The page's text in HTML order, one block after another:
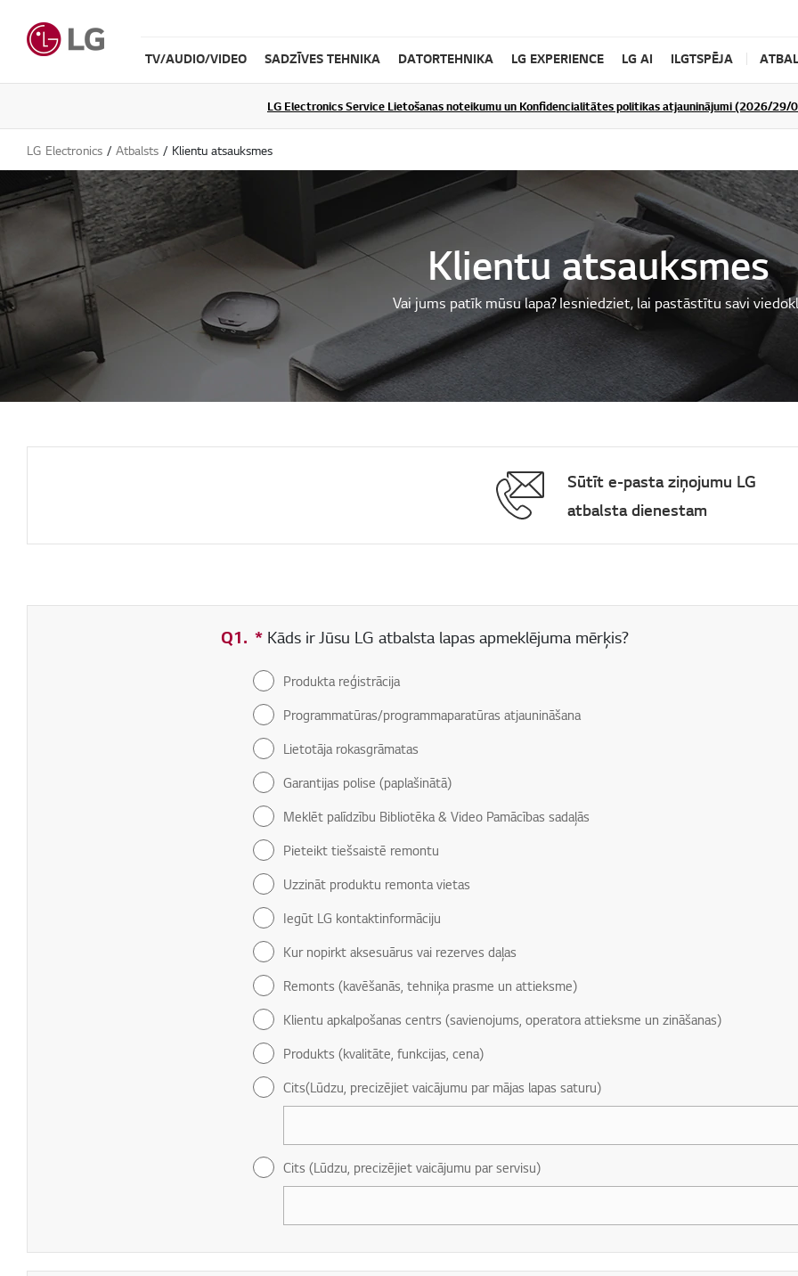
TV/AUDIO/VIDEO SADZĪVES TEHNIKA DATORTEHNIKA LG EXPERIENCE LG AI ILGTSPĒJA
LG Electronics Service Lietošanas noteikumu un Konfidencialitātes politikas atjauninājumi (2026/29/
LG Electronics Atbalsts Klientu atsauksmes
Klientu atsauksmes
Vai jums patīk mūsu lapa? Iesniedziet, lai pastāstītu savi
Sūtīt e-pasta ziņojumu LG
atbalsta dienestam
Q1. * Obligāti aizpildāms lauks
Kāds ir Jūsu LG atbalsta lapas apmeklējuma mērķis?
Produkta reģistrācija
Programmatūras/programmaparatūras atjaunināšana
Lietotāja rokasgrāmatas
Garantijas polise (paplašinātā)
Meklēt palīdzību Bibliotēka & Video Pamācības sadaļās
Pieteikt tiešsaistē remontu
Uzzināt produktu remonta vietas
Iegūt LG kontaktinformāciju
Kur nopirkt aksesuārus vai rezerves daļas
Remonts (kavēšanās, tehniķa prasme un attieksme)
Klientu apkalpošanas centrs (savienojums, operatora attieksme un zināšanas)
Produkts (kvalitāte, funkcijas, cena)
Cits(Lūdzu, precizējiet vaicājumu par mājas lapas saturu)
Cits (Lūdzu, precizējiet vaicājumu par servisu)